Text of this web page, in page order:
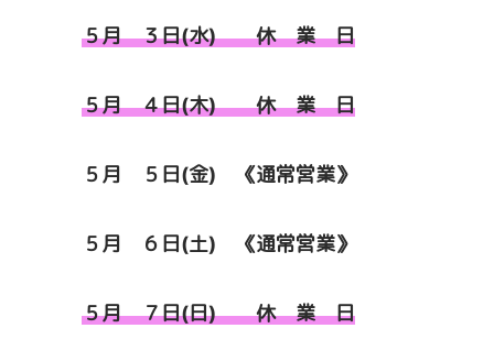
５月 ３日(水) 休 業 日
５月 ４日(木) 休 業 日
５月 ５日(金) 《通常営業》
５月 ６日(土) 《通常営業》
５月 ７日(日) 休 業 日